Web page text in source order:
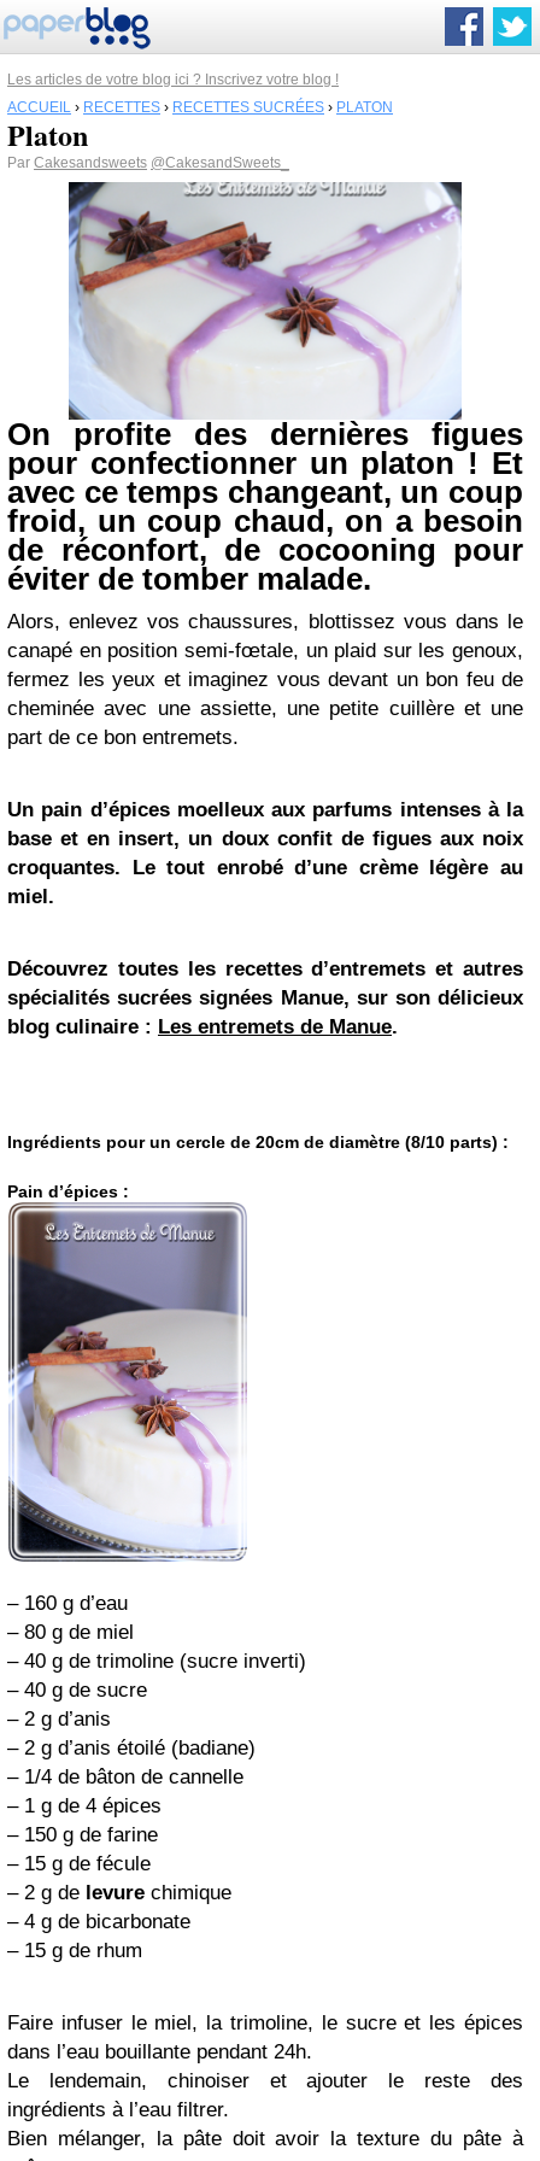
Les articles de votre blog ici ? Inscrivez votre blog !
ACCUEIL › RECETTES › RECETTES SUCRÉES › PLATON
Platon
Par Cakesandsweets @CakesandSweets_
On profite des dernières figues
pour confectionner un platon ! Et
avec ce temps changeant, un coup
froid, un coup chaud, on a besoin
de réconfort, de cocooning pour
éviter de tomber malade.
Alors, enlevez vos chaussures, blottissez vous dans le
canapé en position semi-fœtale, un plaid sur les genoux,
fermez les yeux et imaginez vous devant un bon feu de
cheminée avec une assiette, une petite cuillère et une
part de ce bon entremets.
Un pain d’épices moelleux aux parfums intenses à la
base et en insert, un doux confit de figues aux noix
croquantes. Le tout enrobé d’une crème légère au
miel.
Découvrez toutes les recettes d’entremets et autres
spécialités sucrées signées Manue, sur son délicieux
blog culinaire : Les entremets de Manue.
Ingrédients pour un cercle de 20cm de diamètre (8/10 parts) :
Pain d’épices :
– 160 g d’eau
– 80 g de miel
– 40 g de trimoline (sucre inverti)
– 40 g de sucre
– 2 g d’anis
– 2 g d’anis étoilé (badiane)
– 1/4 de bâton de cannelle
– 1 g de 4 épices
– 150 g de farine
– 15 g de fécule
– 2 g de levure chimique
– 4 g de bicarbonate
– 15 g de rhum
Faire infuser le miel, la trimoline, le sucre et les épices
dans l’eau bouillante pendant 24h.
Le lendemain, chinoiser et ajouter le reste des
ingrédients à l’eau filtrer.
Bien mélanger, la pâte doit avoir la texture du pâte à